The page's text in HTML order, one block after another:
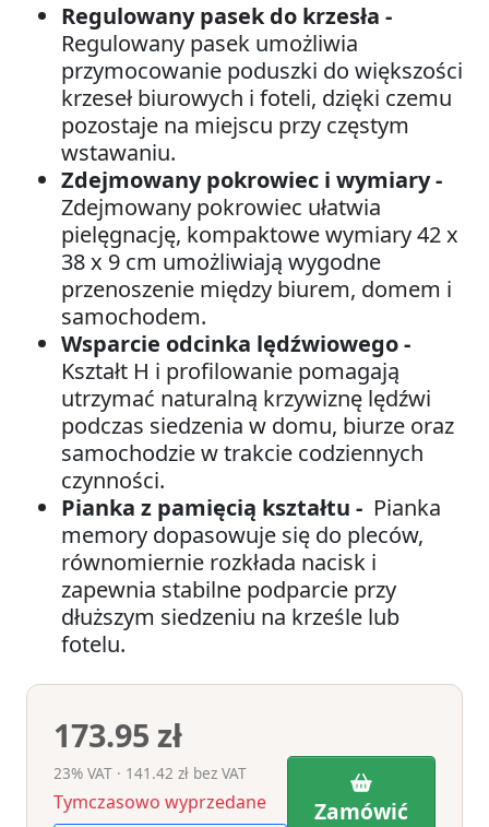
Regulowany pasek do krzesła -
Regulowany pasek umożliwia
przymocowanie poduszki do większości
krzeseł biurowych i foteli, dzięki czemu
pozostaje na miejscu przy częstym
wstawaniu.
Zdejmowany pokrowiec i wymiary -
Zdejmowany pokrowiec ułatwia
pielęgnację, kompaktowe wymiary 42 x
38 x 9 cm umożliwiają wygodne
przenoszenie między biurem, domem i
samochodem.
Wsparcie odcinka lędźwiowego -
Kształt H i profilowanie pomagają
utrzymać naturalną krzywiznę lędźwi
podczas siedzenia w domu, biurze oraz
samochodzie w trakcie codziennych
czynności.
Pianka z pamięcią kształtu - Pianka
memory dopasowuje się do pleców,
równomiernie rozkłada nacisk i
zapewnia stabilne podparcie przy
dłuższym siedzeniu na krześle lub
fotelu.
173.95 zł
23% VAT · 141.42 zł bez VAT
Tymczasowo wyprzedane Zamówić